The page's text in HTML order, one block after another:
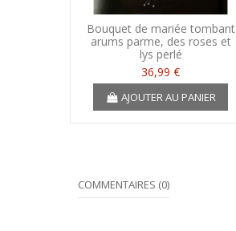
Bouquet de mariée tombant
arums parme, des roses et
lys perlé
36,99 €
AJOUTER AU PANIER
COMMENTAIRES (0)